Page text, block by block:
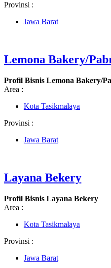
Provinsi :
Jawa Barat
Lemona Bakery/
Profil Bisnis Lemona Bakery/
Area :
Kota Tasikmalaya
Provinsi :
Jawa Barat
Layana Bekery
Profil Bisnis Layana Bekery
Area :
Kota Tasikmalaya
Provinsi :
Jawa Barat